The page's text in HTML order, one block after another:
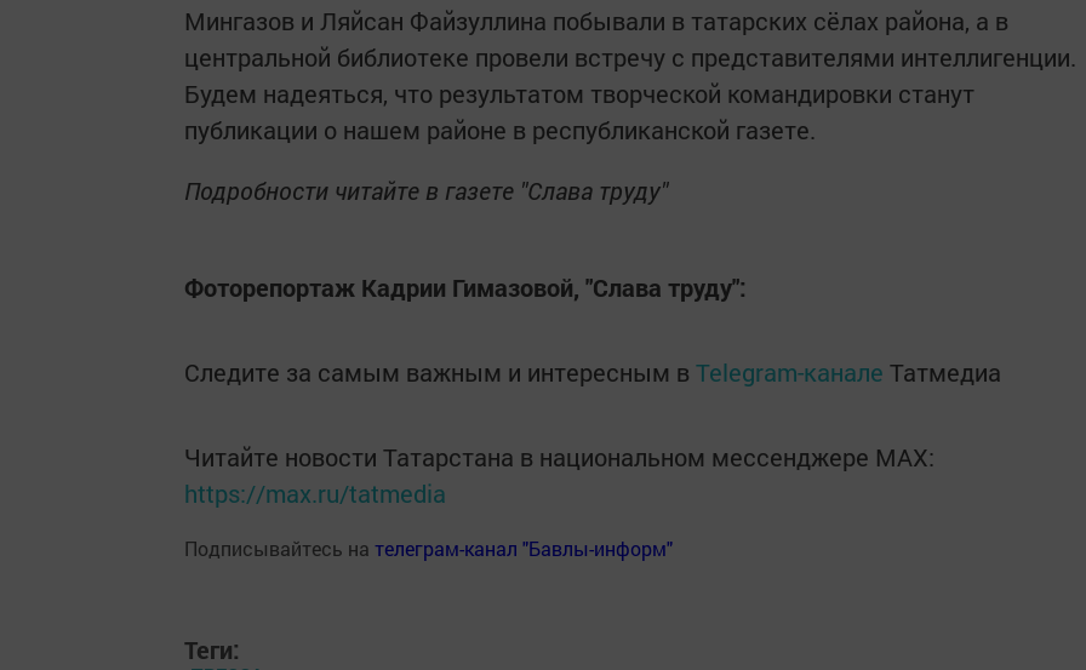
Мингазов и Ляйсан Файзуллина побывали в татарских сёлах района, а в
центральной библиотеке провели встречу с представителями интеллигенции.
Будем надеяться, что результатом творческой командировки станут
публикации о нашем районе в республиканской газете.
Подробности читайте в газете "Слава труду"
Фоторепортаж Кадрии Гимазовой, "Слава труду":
Следите за самым важным и интересным в Telegram-канале Татмедиа
Читайте новости Татарстана в национальном мессенджере MАХ:
https://max.ru/tatmedia
Подписывайтесь на телеграм-канал "Бавлы-информ"
Теги: